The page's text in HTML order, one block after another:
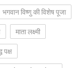
भगवान विष्णु की विशेष पूजा
माता लक्ष्मी
पक्ष